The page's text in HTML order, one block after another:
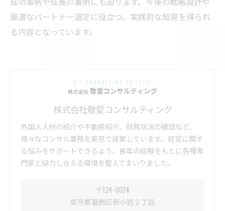
最適なパートナー選定に役立つ、実践的な知見を得られ
る内容となっています。
株式会社敬愛コンサルティング
外国人人材の紹介や不動産紹介、財務状況の確認など、
様々なコンサル業務を東京で提案しています。経営に関す
る悩みをサポートできるよう、長年の経験をもとに各種専
門家と協力し合える環境を整えてまいりました。
〒124-0024
東京都葛飾区新小岩２丁目